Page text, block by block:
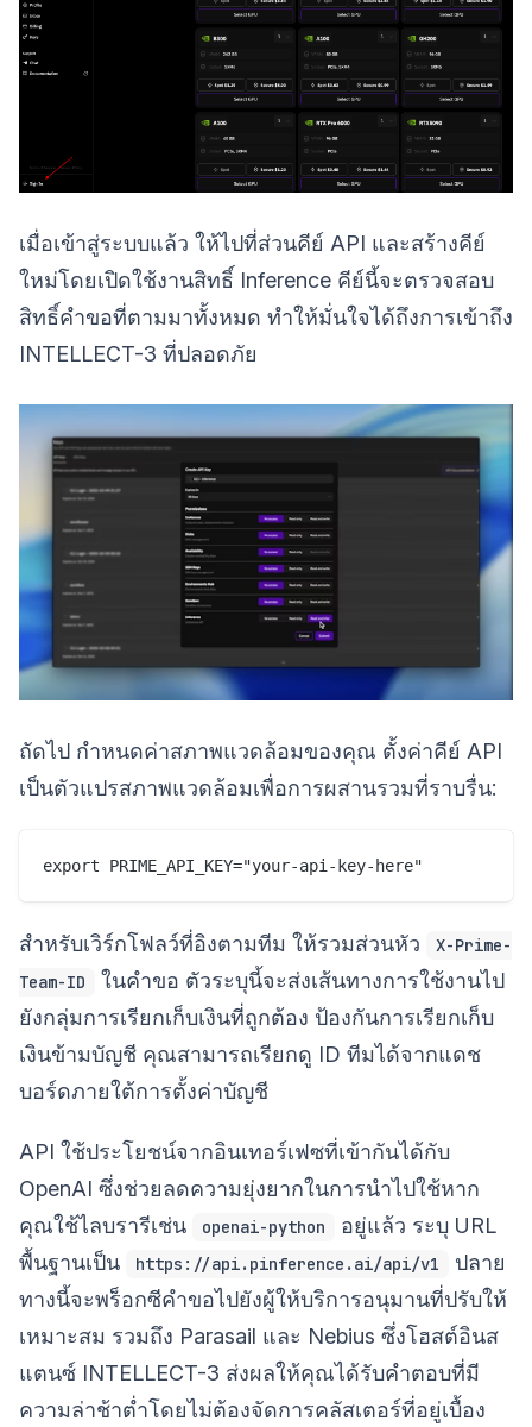
เมื่อเข้าสู่ระบบแล้ว ให้ไปที่ส่วนคีย์ API และสร้างคีย์
ใหม่โดยเปิดใช้งานสิทธิ์ Inference คีย์นี้จะตรวจสอบ
สิทธิ์คำขอที่ตามมาทั้งหมด ทำให้มั่นใจได้ถึงการเข้าถึง
INTELLECT-3 ที่ปลอดภัย
ถัดไป กำหนดค่าสภาพแวดล้อมของคุณ ตั้งค่าคีย์ API
เป็นตัวแปรสภาพแวดล้อมเพื่อการผสานรวมที่ราบรื่น:
สำหรับเวิร์กโฟลว์ที่อิงตามทีม ให้รวมส่วนหัว
X-Prime-
Team-ID
ในคำขอ ตัวระบุนี้จะส่งเส้นทางการใช้งานไป
ยังกลุ่มการเรียกเก็บเงินที่ถูกต้อง ป้องกันการเรียกเก็บ
เงินข้ามบัญชี คุณสามารถเรียกดู ID ทีมได้จากแดช
บอร์ดภายใต้การตั้งค่าบัญชี
API ใช้ประโยชน์จากอินเทอร์เฟซที่เข้ากันได้กับ
OpenAI ซึ่งช่วยลดความยุ่งยากในการนำไปใช้หาก
คุณใช้ไลบรารีเช่น
openai-python
อยู่แล้ว ระบุ URL
พื้นฐานเป็น
https://api.pinference.ai/api/v1
ปลาย
ทางนี้จะพร็อกซีคำขอไปยังผู้ให้บริการอนุมานที่ปรับให้
เหมาะสม รวมถึง Parasail และ Nebius ซึ่งโฮสต์อินส
แตนซ์ INTELLECT-3 ส่งผลให้คุณได้รับคำตอบที่มี
ความล่าช้าต่ำโดยไม่ต้องจัดการคลัสเตอร์ที่อยู่เบื้อง